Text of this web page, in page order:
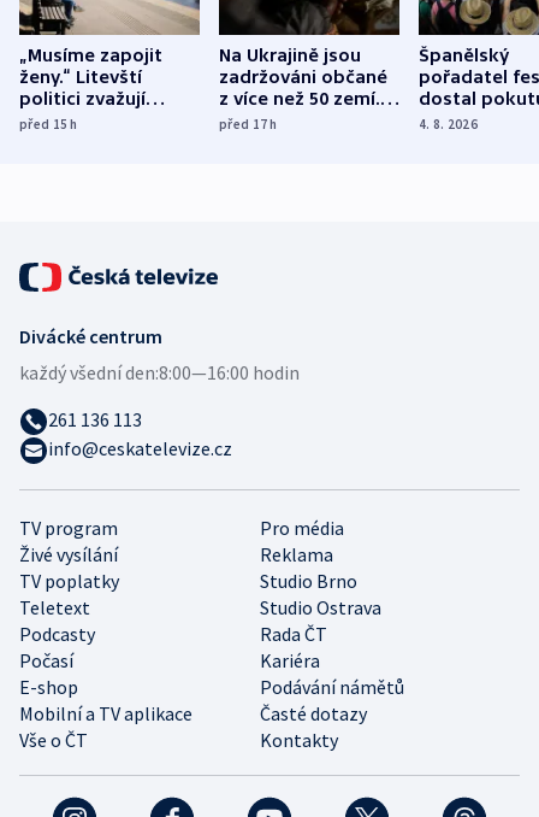
„Musíme zapojit
ženy.“ Litevští
politici zvažují
dohodu o
před 15h
Na Ukrajině jsou
zadržováni občané
z více než 50 zemí.
Bojovali na straně
před 17h
Španělský
pořadatel
dostal
nekalé
4. 8. 2026
TV program
Pro média
Živé vysílání
Reklama
TV poplatky
Studio Brno
Teletext
Studio Ostrava
Podcasty
Rada ČT
Počasí
Kariéra
E-shop
Podávání námětů
Mobilní a TV aplikace
Časté dotazy
Vše o ČT
Kontakty
Divácké centrum
každý všední den:8:00—16:00 hodin
261 136 113
info@ceskatelevize.cz